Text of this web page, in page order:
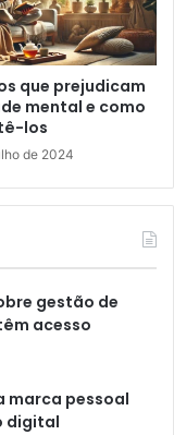
que prejudicam
mental e como
los
de 2024
gestão de
acesso
marca pessoal
digital